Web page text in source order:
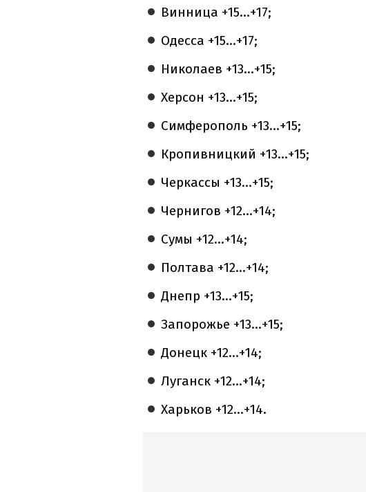
Винница +15...+17;
Одесса +15...+17;
Николаев +13...+15;
Херсон +13...+15;
Симферополь +13...+15;
Кропивницкий +13...+15;
Черкассы +13...+15;
Чернигов +12...+14;
Сумы +12...+14;
Полтава +12...+14;
Днепр +13...+15;
Запорожье +13...+15;
Донецк +12...+14;
Луганск +12...+14;
Харьков +12...+14.